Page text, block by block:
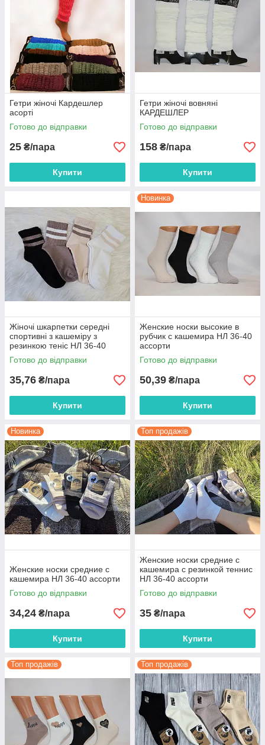
Гетри жіночі Кардешлер
асорті
Готово до відправки
25 ₴/пара
Купити
Гетри жіночі вовняні
КАРДЕШЛЕР
Готово до відправки
158 ₴/пара
Купити
Жіночі шкарпетки середні
спортивні з кашеміру з
резинкою теніс НЛ 36-40
ассорті
Готово до відправки
35,76 ₴/пара
Купити
Новинка
Женские носки высокие в
рубчик с кашемира НЛ 36-40
ассорти
Готово до відправки
50,39 ₴/пара
Купити
Новинка
Женские носки средние с
кашемира НЛ 36-40 ассорти
Готово до відправки
34,24 ₴/пара
Купити
Топ продажів
Женские носки средние с
кашемира с резинкой теннис
НЛ 36-40 ассорти
Готово до відправки
35 ₴/пара
Купити
Топ продажів Топ продажів